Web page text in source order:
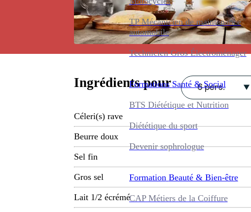
TP Mécanicien de maintenance
automobile
Technicien Gros Électroménager
Formations Santé & Social
BTS Diététique et Nutrition
Diététique du sport
Devenir sophrologue
Formation Beauté & Bien-être
CAP Métiers de la Coiffure
Ingrédients pour 6 pers.
Céleri(s) rave
Beurre doux
Sel fin
Gros sel
Lait 1/2 écrémé